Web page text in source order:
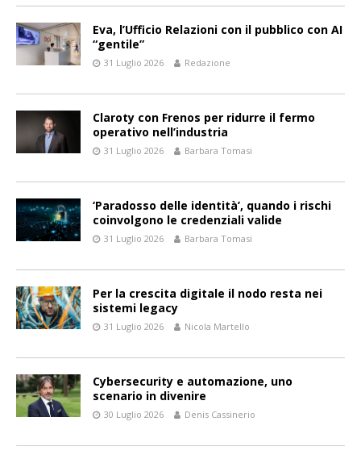
Eva, l’Ufficio Relazioni con il pubblico con AI
“gentile”
31 Luglio 2026 Redazione
Claroty con Frenos per ridurre il fermo
operativo nell’industria
31 Luglio 2026 Barbara Tomasi
‘Paradosso delle identità’, quando i rischi
coinvolgono le credenziali valide
31 Luglio 2026 Barbara Tomasi
Per la crescita digitale il nodo resta nei
sistemi legacy
31 Luglio 2026 Nicola Martello
Cybersecurity e automazione, uno
scenario in divenire
30 Luglio 2026 Denis Cassinerio